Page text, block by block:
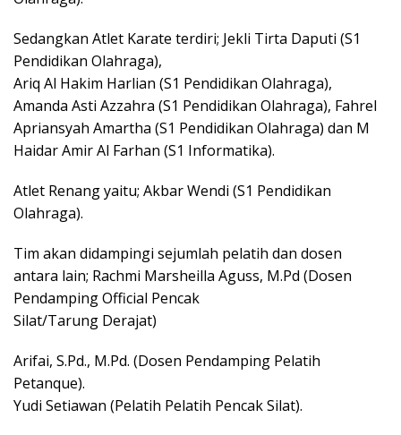
Sedangkan Atlet Karate terdiri; Jekli Tirta Daputi (S1
Pendidikan Olahraga),
Ariq Al Hakim Harlian (S1 Pendidikan Olahraga),
Amanda Asti Azzahra (S1 Pendidikan Olahraga), Fahrel
Apriansyah Amartha (S1 Pendidikan Olahraga) dan M
Haidar Amir Al Farhan (S1 Informatika).
Atlet Renang yaitu; Akbar Wendi (S1 Pendidikan
Olahraga).
Tim akan didampingi sejumlah pelatih dan dosen
antara lain; Rachmi Marsheilla Aguss, M.Pd (Dosen
Pendamping Official Pencak
Silat/Tarung Derajat)
Arifai, S.Pd., M.Pd. (Dosen Pendamping Pelatih
Petanque).
Yudi Setiawan (Pelatih Pelatih Pencak Silat).